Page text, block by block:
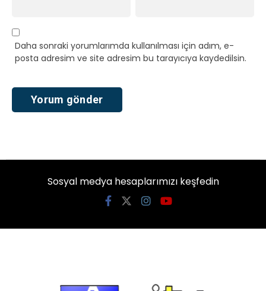
Daha sonraki yorumlarımda kullanılması için adım, e-
posta adresim ve site adresim bu tarayıcıya kaydedilsin.
Sosyal medya hesaplarımızı keşfedin